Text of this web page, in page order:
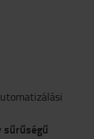
sűrűségű